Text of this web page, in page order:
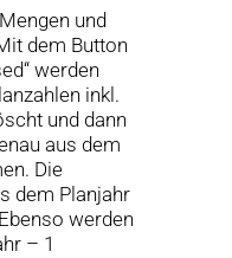
und
dem Button
werden
inkl.
und dann
aus dem
Die
dem Planjahr
werden
– 1